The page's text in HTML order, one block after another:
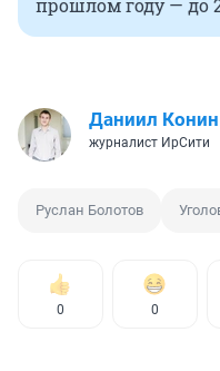
прошлом году — до
Даниил Конин
журналист ИрСити
Руслан Болотов
0 0